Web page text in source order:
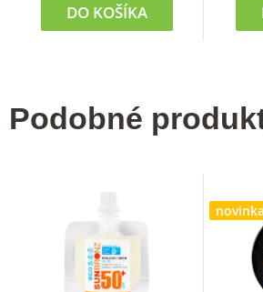
DO KOŠÍKA
Podobné
novinka